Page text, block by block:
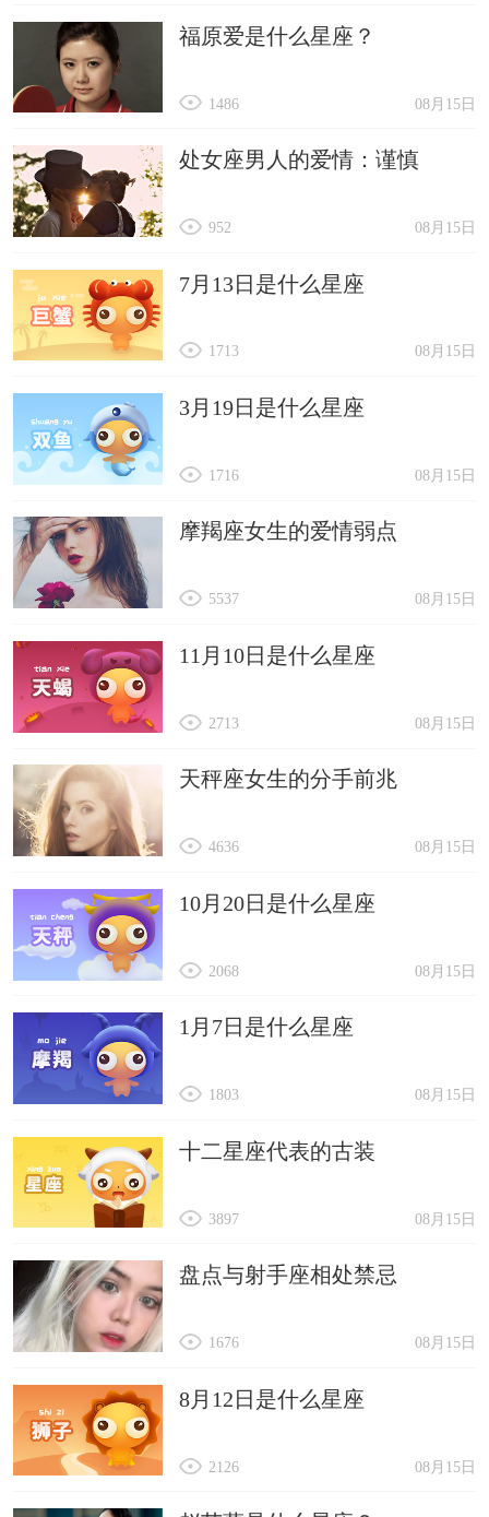
福原爱是什么星座？
08月15日
1486
处女座男人的爱情：谨慎
08月15日
952
7月13日是什么星座
08月15日
1713
3月19日是什么星座
08月15日
1716
摩羯座女生的爱情弱点
08月15日
5537
11月10日是什么星座
08月15日
2713
天秤座女生的分手前兆
08月15日
4636
10月20日是什么星座
08月15日
2068
1月7日是什么星座
08月15日
1803
十二星座代表的古装
08月15日
3897
盘点与射手座相处禁忌
08月15日
1676
8月12日是什么星座
08月15日
2126